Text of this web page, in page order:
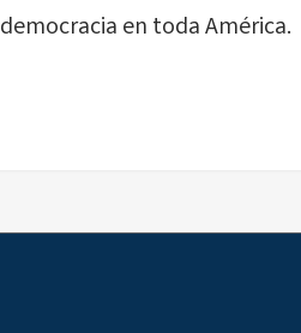
democracia en toda América.